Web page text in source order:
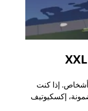
UberXL متاحة للمجموعات حتى 6 أشخاص. إذا كنت
إكسكيوتيف